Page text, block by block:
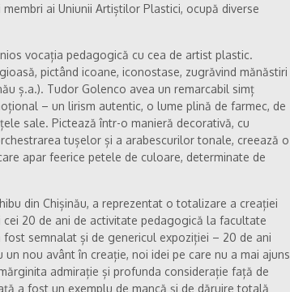
ai Uniunii Artiștilor Plastici, ocupă diverse
vocația pedagogică cu cea de artist plastic.
pictând icoane, iconostase, zugrăvind mănăstiri
ș.a.). Tudor Golenco avea un remarcabil simț
– un lirism autentic, o lume plină de farmec, de
sale. Pictează într-o manieră decorativă, cu
tușelor și a arabescurilor tonale, creează o
apar feerice petele de culoare, determinate de
din Chișinău, a reprezentat o totalizare a creației
20 de ani de activitate pedagogică la facultate
semnalat și de genericul expoziției – 20 de ani
nou avânt în creație, noi idei pe care nu a mai ajuns
admirație și profunda considerație față de
a fost un exemplu de mancă și de dăruire totală